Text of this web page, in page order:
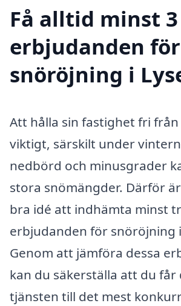
Få alltid minst 3
erbjudanden för
snöröjning i
Att hålla sin fastighet fri från
viktigt, särskilt under
nedbörd och minusgrader
stora snömängder. Därför
bra idé att indhämta minst
erbjudanden för snöröjning
Genom att jämföra dessa
kan du säkerställa att du får
tjänsten till det mest